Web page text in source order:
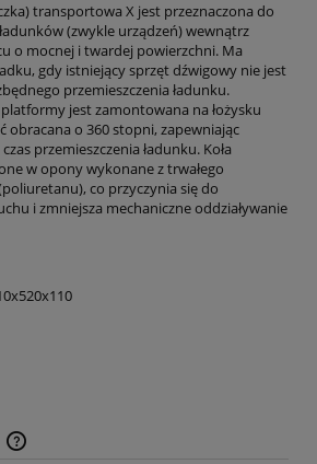
transportowa X jest przeznaczona do
(zwykle urządzeń) wewnątrz
o mocnej i twardej powierzchni. Ma
gdy istniejący sprzęt dźwigowy nie jest
przemieszczenia ładunku.
jest zamontowana na łożysku
obracana o 360 stopni, zapewniając
przemieszczenia ładunku. Koła
w opony wykonane z trwałego
co przyczynia się do
i zmniejsza mechaniczne oddziaływanie
kosztów płatności